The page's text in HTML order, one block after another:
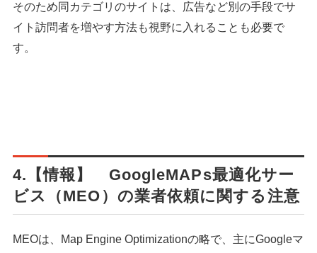
そのため同カテゴリのサイトは、広告など別の手段でサ
イト訪問者を増やす方法も視野に入れることも必要で
す。
4.【情報】 GoogleMAPs最適化サー
ビス（MEO）の業者依頼に関する注意
MEOは、Map Engine Optimizationの略で、主にGoogleマ